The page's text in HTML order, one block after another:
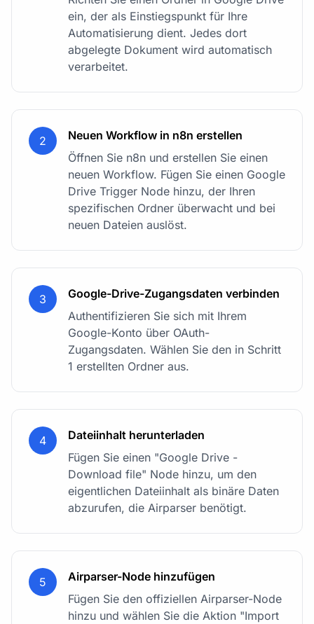
ein, der als Einstiegspunkt für Ihre
Automatisierung dient. Jedes dort
abgelegte Dokument wird automatisch
verarbeitet.
2
Neuen Workflow in n8n erstellen
Öffnen Sie n8n und erstellen Sie einen
neuen Workflow. Fügen Sie einen Google
Drive Trigger Node hinzu, der Ihren
spezifischen Ordner überwacht und bei
neuen Dateien auslöst.
3
Google-Drive-Zugangsdaten verbinden
Authentifizieren Sie sich mit Ihrem
Google-Konto über OAuth-
Zugangsdaten. Wählen Sie den in Schritt
1 erstellten Ordner aus.
4
Dateiinhalt herunterladen
Fügen Sie einen "Google Drive -
Download file" Node hinzu, um den
eigentlichen Dateiinhalt als binäre Daten
abzurufen, die Airparser benötigt.
5
Airparser-Node hinzufügen
Fügen Sie den offiziellen Airparser-Node
hinzu und wählen Sie die Aktion "Import